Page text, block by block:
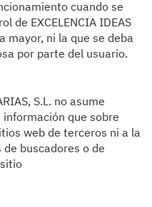
cuando se
de EXCELENCIA IDEAS
mayor, ni la que se deba
por parte del usuario.
S.L. no asume
que sobre
web de terceros ni a la
buscadores o de